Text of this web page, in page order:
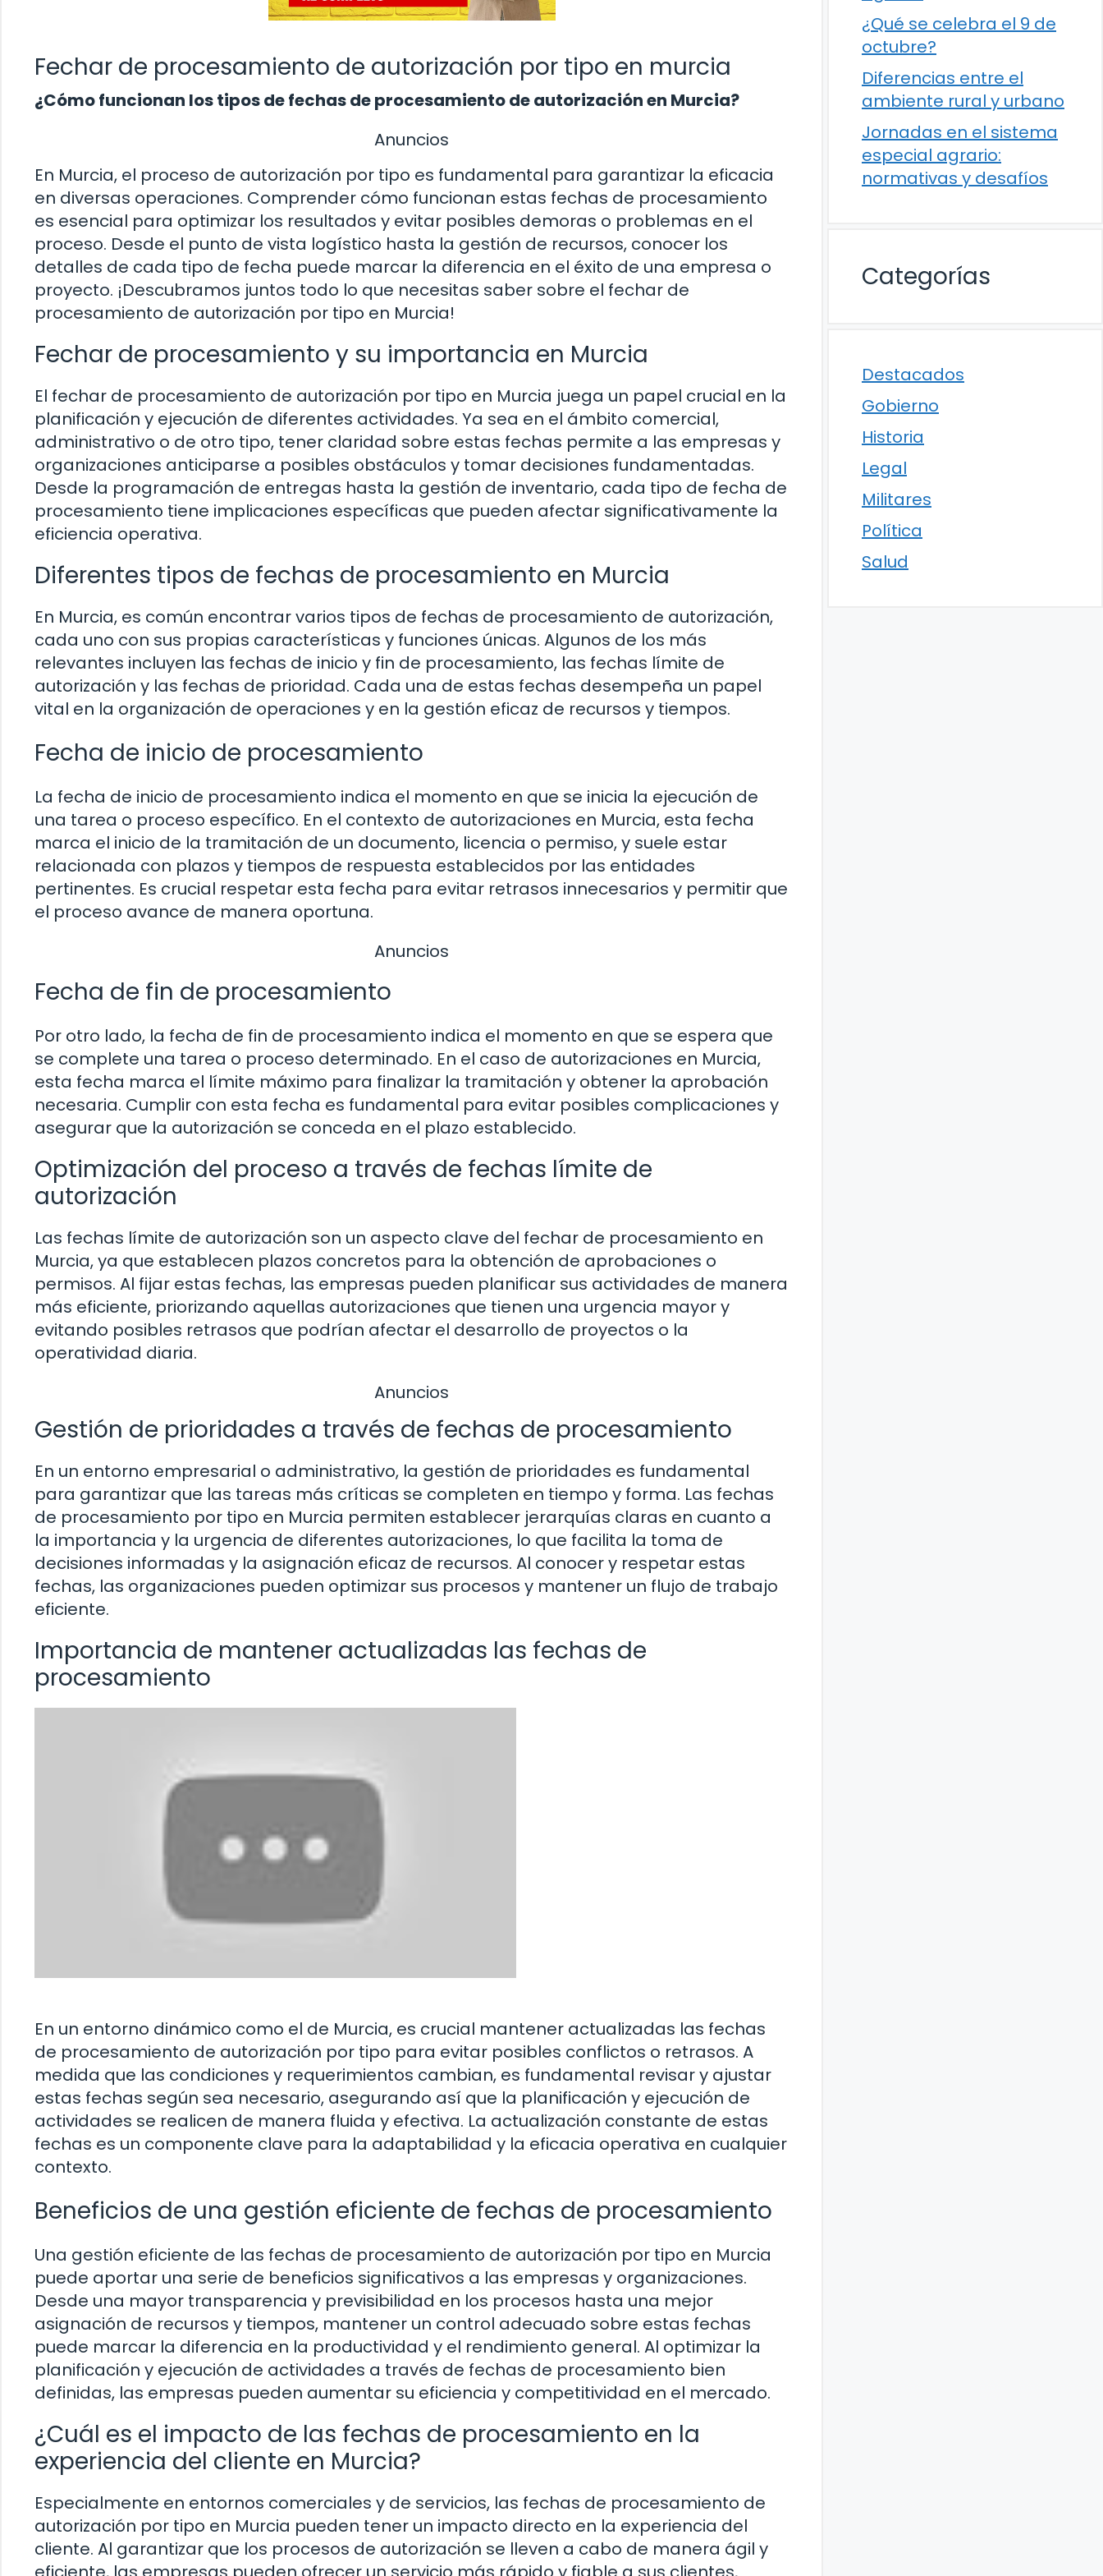
Fechar de procesamiento de autorización por tipo en murcia
¿Cómo funcionan los tipos de fechas de procesamiento de autorización en Murcia?
Anuncios
En Murcia, el proceso de autorización por tipo es fundamental para garantizar la eficacia
en diversas operaciones. Comprender cómo funcionan estas fechas de procesamiento
es esencial para optimizar los resultados y evitar posibles demoras o problemas en el
proceso. Desde el punto de vista logístico hasta la gestión de recursos, conocer los
detalles de cada tipo de fecha puede marcar la diferencia en el éxito de una empresa o
proyecto. ¡Descubramos juntos todo lo que necesitas saber sobre el fechar de
procesamiento de autorización por tipo en Murcia!
Fechar de procesamiento y su importancia en Murcia
El fechar de procesamiento de autorización por tipo en Murcia juega un papel crucial en la
planificación y ejecución de diferentes actividades. Ya sea en el ámbito comercial,
administrativo o de otro tipo, tener claridad sobre estas fechas permite a las empresas y
organizaciones anticiparse a posibles obstáculos y tomar decisiones fundamentadas.
Desde la programación de entregas hasta la gestión de inventario, cada tipo de fecha de
procesamiento tiene implicaciones específicas que pueden afectar significativamente la
eficiencia operativa.
Diferentes tipos de fechas de procesamiento en Murcia
En Murcia, es común encontrar varios tipos de fechas de procesamiento de autorización,
cada uno con sus propias características y funciones únicas. Algunos de los más
relevantes incluyen las fechas de inicio y fin de procesamiento, las fechas límite de
autorización y las fechas de prioridad. Cada una de estas fechas desempeña un papel
vital en la organización de operaciones y en la gestión eficaz de recursos y tiempos.
Fecha de inicio de procesamiento
La fecha de inicio de procesamiento indica el momento en que se inicia la ejecución de
una tarea o proceso específico. En el contexto de autorizaciones en Murcia, esta fecha
marca el inicio de la tramitación de un documento, licencia o permiso, y suele estar
relacionada con plazos y tiempos de respuesta establecidos por las entidades
pertinentes. Es crucial respetar esta fecha para evitar retrasos innecesarios y permitir que
el proceso avance de manera oportuna.
Anuncios
Fecha de fin de procesamiento
Por otro lado, la fecha de fin de procesamiento indica el momento en que se espera que
se complete una tarea o proceso determinado. En el caso de autorizaciones en Murcia,
esta fecha marca el límite máximo para finalizar la tramitación y obtener la aprobación
necesaria. Cumplir con esta fecha es fundamental para evitar posibles complicaciones y
asegurar que la autorización se conceda en el plazo establecido.
Optimización del proceso a través de fechas límite de
autorización
Las fechas límite de autorización son un aspecto clave del fechar de procesamiento en
Murcia, ya que establecen plazos concretos para la obtención de aprobaciones o
permisos. Al fijar estas fechas, las empresas pueden planificar sus actividades de manera
más eficiente, priorizando aquellas autorizaciones que tienen una urgencia mayor y
evitando posibles retrasos que podrían afectar el desarrollo de proyectos o la
operatividad diaria.
Anuncios
Gestión de prioridades a través de fechas de procesamiento
En un entorno empresarial o administrativo, la gestión de prioridades es fundamental
para garantizar que las tareas más críticas se completen en tiempo y forma. Las fechas
de procesamiento por tipo en Murcia permiten establecer jerarquías claras en cuanto a
la importancia y la urgencia de diferentes autorizaciones, lo que facilita la toma de
decisiones informadas y la asignación eficaz de recursos. Al conocer y respetar estas
fechas, las organizaciones pueden optimizar sus procesos y mantener un flujo de trabajo
eficiente.
Importancia de mantener actualizadas las fechas de
procesamiento
En un entorno dinámico como el de Murcia, es crucial mantener actualizadas las fechas
de procesamiento de autorización por tipo para evitar posibles conflictos o retrasos. A
medida que las condiciones y requerimientos cambian, es fundamental revisar y ajustar
estas fechas según sea necesario, asegurando así que la planificación y ejecución de
actividades se realicen de manera fluida y efectiva. La actualización constante de estas
fechas es un componente clave para la adaptabilidad y la eficacia operativa en cualquier
contexto.
Beneficios de una gestión eficiente de fechas de procesamiento
Una gestión eficiente de las fechas de procesamiento de autorización por tipo en Murcia
puede aportar una serie de beneficios significativos a las empresas y organizaciones.
Desde una mayor transparencia y previsibilidad en los procesos hasta una mejor
asignación de recursos y tiempos, mantener un control adecuado sobre estas fechas
puede marcar la diferencia en la productividad y el rendimiento general. Al optimizar la
planificación y ejecución de actividades a través de fechas de procesamiento bien
definidas, las empresas pueden aumentar su eficiencia y competitividad en el mercado.
¿Cuál es el impacto de las fechas de procesamiento en la
experiencia del cliente en Murcia?
Especialmente en entornos comerciales y de servicios, las fechas de procesamiento de
autorización por tipo en Murcia pueden tener un impacto directo en la experiencia del
cliente. Al garantizar que los procesos de autorización se lleven a cabo de manera ágil y
¿Qué se celebra el 9 de
octubre?
Diferencias entre el
ambiente rural y urbano
Jornadas en el sistema
especial agrario:
normativas y desafíos
Categorías
Destacados
Gobierno
Historia
Legal
Militares
Política
Salud